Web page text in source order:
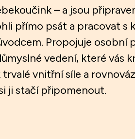
– a jsou
přímo psát a pracovat s
Propojuje osobní
vedení, které vás
vnitřní síle a
ji stačí připomenout.